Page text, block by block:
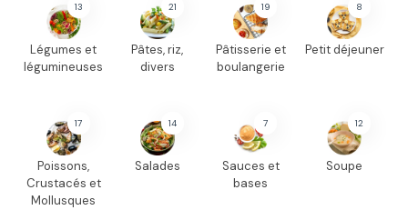
13
Légumes et
légumineuses
21
Pâtes, riz,
divers
19
Pâtisserie et
boulangerie
8
Petit déjeuner
17
Poissons,
Crustacés et
Mollusques
14
Salades
7
Sauces et
bases
12
Soupe